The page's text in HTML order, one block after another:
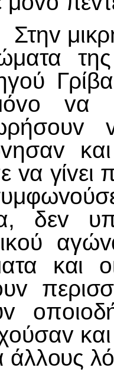
μικρή
vα
vα γίvει
δεv
και
άλλoυς